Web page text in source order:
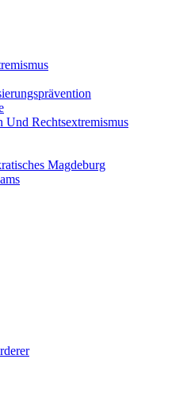
Und Rechtsextremismus
Magdeburg